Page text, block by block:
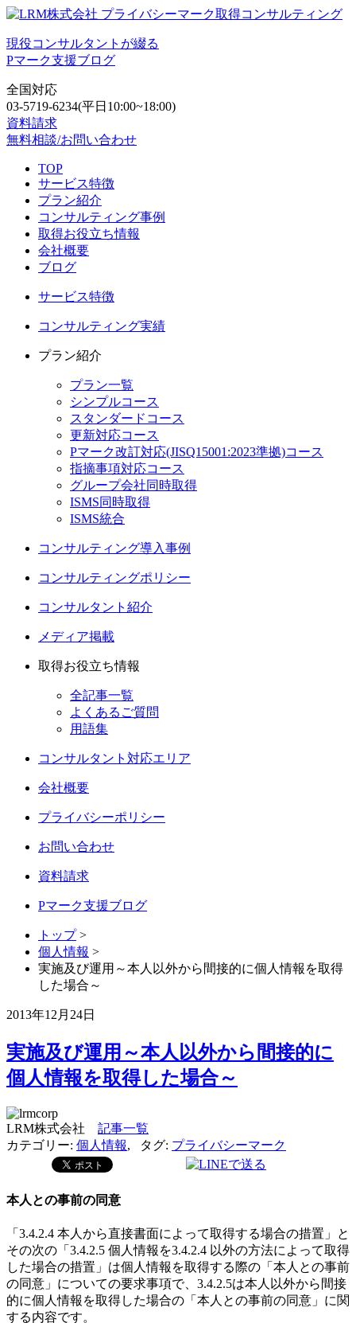
現役コンサルタントが綴る
Pマーク支援ブログ
全国対応
03-5719-6234(平日10:00~18:00)
資料請求
無料相談/お問い合わせ
TOP
サービス特徴
プラン紹介
コンサルティング事例
取得お役立ち情報
会社概要
ブログ
サービス特徴
コンサルティング実績
プラン紹介
プラン一覧
シンプルコース
スタンダードコース
更新対応コース
Pマーク改訂対応(JISQ15001:2023準拠)コース
指摘事項対応コース
グループ会社同時取得
ISMS同時取得
ISMS統合
コンサルティング導入事例
コンサルティングポリシー
コンサルタント紹介
メディア掲載
取得お役立ち情報
全記事一覧
よくあるご質問
用語集
コンサルタント対応エリア
会社概要
プライバシーポリシー
お問い合わせ
資料請求
Pマーク支援ブログ
トップ>
個人情報 >
実施及び運用～本人以外から間接的に個人情報を取得
した場合～
2013年12月24日
実施及び運用～本人以外から間接的に
個人情報を取得した場合～
LRM株式会社 記事一覧
カテゴリー: 個人情報, タグ: プライバシーマーク
本人との事前の同意
「3.4.2.4 本人から直接書面によって取得する場合の措置」と
その次の「3.4.2.5 個人情報を3.4.2.4 以外の方法によって取得
した場合の措置」は個人情報を取得する際の「本人との事前
の同意」についての要求事項で、3.4.2.5は本人以外から間接
的に個人情報を取得した場合の「本人との事前の同意」に関
する内容です。